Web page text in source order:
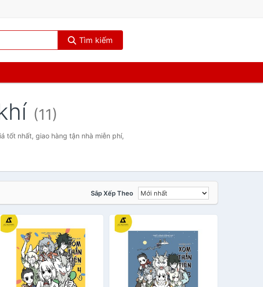
Tìm kiếm
(11)
tốt nhất, giao hàng tận nhà miễn phí,
Sắp Xếp Theo